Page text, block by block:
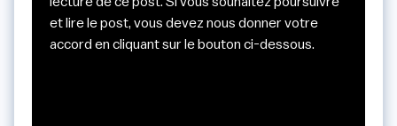
et lire le post, vous devez nous donner votre
accord en cliquant sur le bouton ci-dessous.